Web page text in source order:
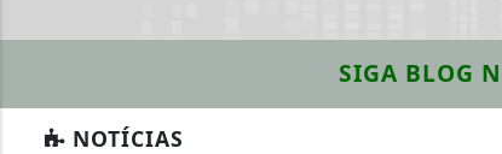
SIGA BLOG
NOTÍCIAS